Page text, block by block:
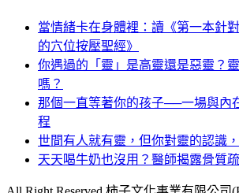
當情緒卡在身體裡：讀《第一本針
的穴位按壓聖經》
你遇過的「靈」是高靈還是惡靈？
嗎？
那個一直等著你的孩子──一場與內
程
世間有人就有靈，但你對靈的認識
天天喝牛奶也沒用？醫師揭露骨質